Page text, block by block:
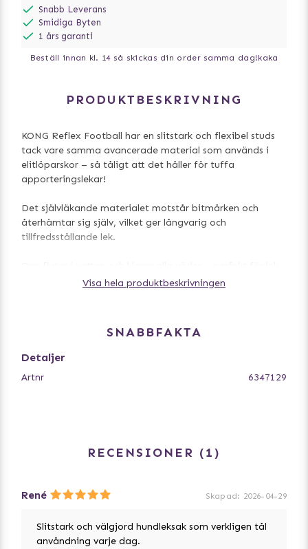
Snabb Leverans
Smidiga Byten
1 års garanti
Beställ innan kl. 14 så skickas din order samma dag!kaka
PRODUKTBESKRIVNING
KONG Reflex Football har en slitstark och flexibel studs
tack vare samma avancerade material som används i
elitlöparskor – så tåligt att det håller för tuffa
apporteringslekar!
Det självläkande materialet motstår bitmärken och
återhämtar sig själv, vilket ger långvarig och
tillfredsställande lek.
under alla årstider.
- Studsig och superflexibel – perfekt för interaktiv lek
- Flyter – idealisk för vattenlek
- Tål väder och vind för lek året runt
- Mått: 9 x 14 x 9 cm
Visa hela produktbeskrivningen
SNABBFAKTA
Detaljer
Artnr 6347129
RECENSIONER 1
René Skapad: 2026-04-29
Slitstark och välgjord hundleksak som verkligen tål
användning varje dag.